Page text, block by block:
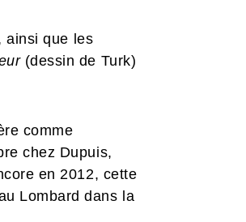
ainsi que les
(dessin de Turk)
comme
chez Dupuis,
en 2012, cette
Lombard dans la